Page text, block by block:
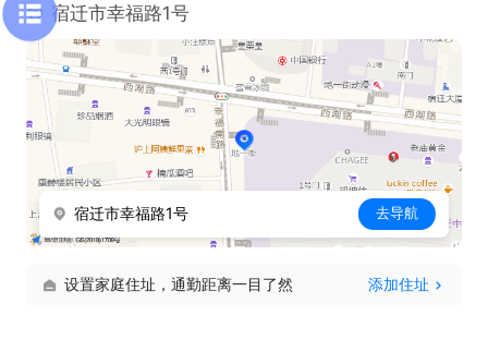
宿迁市幸福路1号
宿迁市幸福路1号 去导航
设置家庭住址，通勤距离一目了然 添加住址